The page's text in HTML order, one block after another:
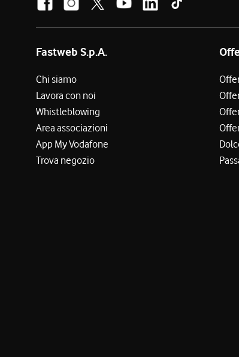
Fastweb S.p.A.
Chi siamo
Lavora con noi
Whistleblowing
Area associazioni
App My Vodafone
Trova negozio